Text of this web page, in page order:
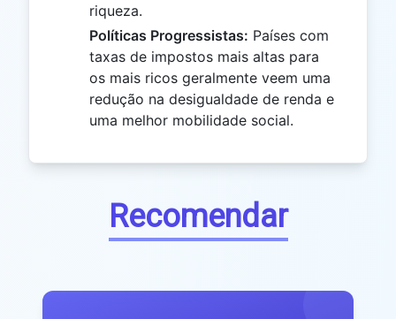
riqueza.
Políticas Progressistas: Países com
taxas de impostos mais altas para
os mais ricos geralmente veem uma
redução na desigualdade de renda e
uma melhor mobilidade social.
Recomendar